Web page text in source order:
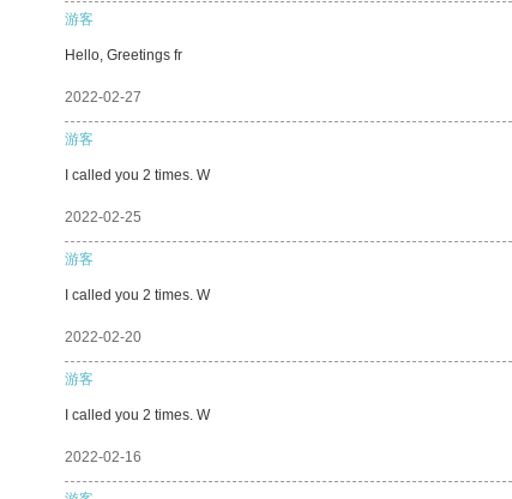
游客
Hello, Greetings fr
2022-02-27
游客
I called you 2 times. W
2022-02-25
游客
I called you 2 times. W
2022-02-20
游客
I called you 2 times. W
2022-02-16